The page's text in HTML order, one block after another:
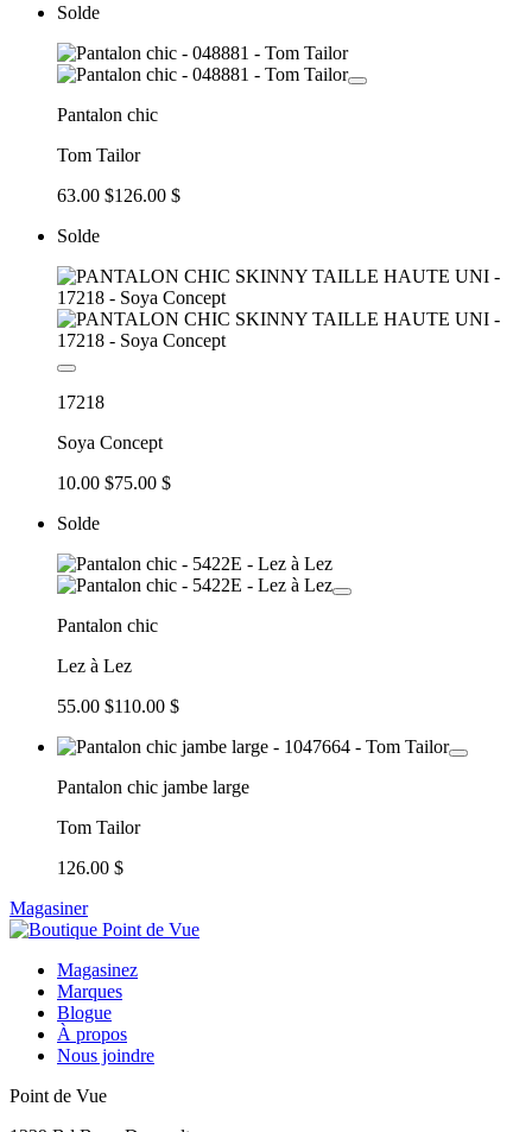
Solde
Pantalon chic
Tom Tailor
63.00 $126.00 $
Solde
17218
Soya Concept
10.00 $75.00 $
Solde
Pantalon chic
Lez à Lez
55.00 $110.00 $
Pantalon chic jambe large
Tom Tailor
126.00 $
Magasiner
Magasinez
Marques
Blogue
À propos
Nous joindre
Point de Vue